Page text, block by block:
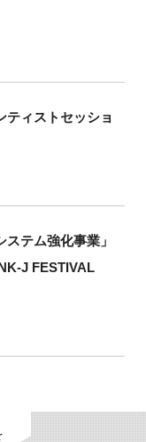
ティストセッショ
テム強化事業」
J FESTIVAL